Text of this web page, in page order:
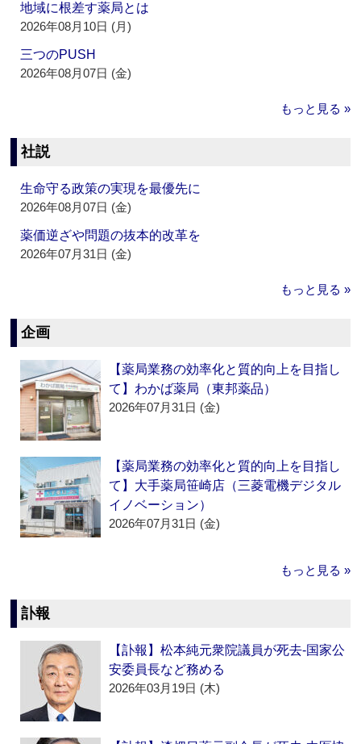
地域に根差す薬局とは
2026年08月10日 (月)
三つのPUSH
2026年08月07日 (金)
もっと見る »
社説
生命守る政策の実現を最優先に
2026年08月07日 (金)
薬価逆ざや問題の抜本的改革を
2026年07月31日 (金)
もっと見る »
企画
【薬局業務の効率化と質的向上を目指し
て】わかば薬局（東邦薬品）
2026年07月31日 (金)
【薬局業務の効率化と質的向上を目指し
て】大手薬局笹崎店（三菱電機デジタル
イノベーション）
2026年07月31日 (金)
もっと見る »
訃報
【訃報】松本純元衆院議員が死去‐国家公
安委員長など務める
2026年03月19日 (木)